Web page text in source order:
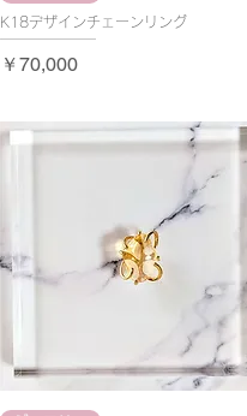
K18デザインチェーンリング
価格
￥70,000